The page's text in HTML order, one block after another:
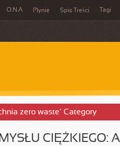
O.N.A Płynie Spis Treści Tagi
zero waste’ Category
CIĘŻKIEGO: